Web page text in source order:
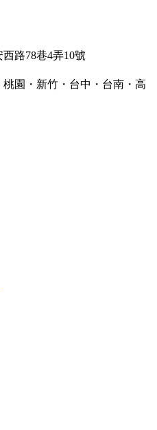
路78巷4弄10號
園・新竹・台中・台南・高